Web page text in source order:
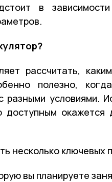
в
рассчитать,
полезно,
разными условиями.
доступным окажется
несколько ключевых
вы планируете